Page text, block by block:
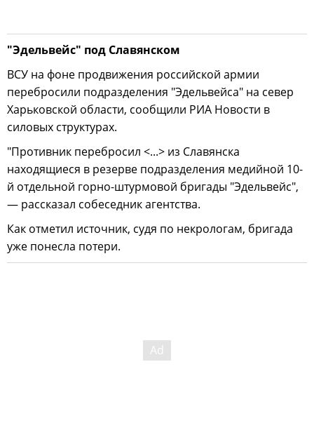
"Эдельвейс" под Славянском
ВСУ на фоне продвижения российской армии
перебросили подразделения "Эдельвейса" на север
Харьковской области, сообщили РИА Новости в
силовых структурах.
"Противник перебросил <...> из Славянска
находящиеся в резерве подразделения медийной 10-
й отдельной горно-штурмовой бригады "Эдельвейс",
— рассказал собеседник агентства.
Как отметил источник, судя по некрологам, бригада
уже понесла потери.